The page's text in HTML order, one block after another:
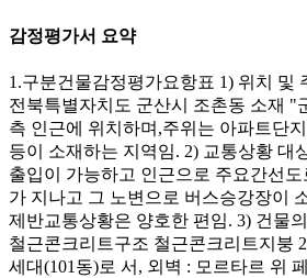
감정평가서 요약
1.구분건물감정평가요항표 1) 위치 및
전북특별자치도 군산시 조촌동 소재 "
측 인근에 위치하며,주위는 아파트단
등이 소재하는 지역임. 2) 교통상황 대
출입이 가능하고 인근으로 주요간선
가 지나고 그 노변으로 버스승강장이
제반교통상황은 양호한 편임. 3) 건물
철근콘크리트구조 철근콘크리트지붕
세대(101동)로 서, 외벽 : 모르타르 위